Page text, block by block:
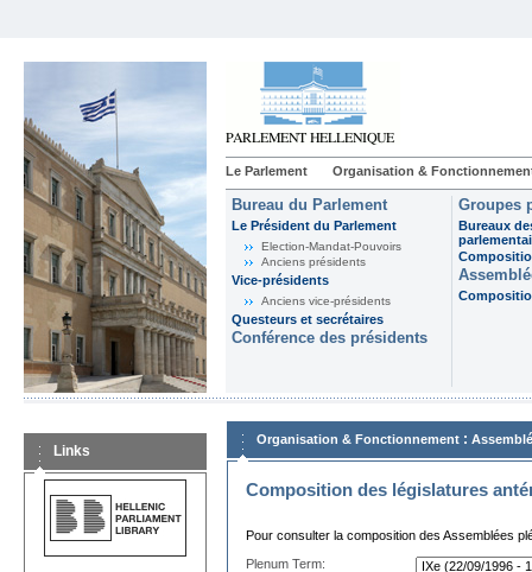
Le Parlement Organisation &
Bureau du Parlement
Le Président du Parlement
Election-Mandat-Pouvoirs
Anciens présidents
Vice-présidents
Anciens vice-présidents
Questeurs et secrétaires
Conférence des présidents
Groupes
Bureaux
Links
Organisation & Fonctionnement :
Composition des législatures
Pour consulter la composition des Assemblées
Plenum Term: